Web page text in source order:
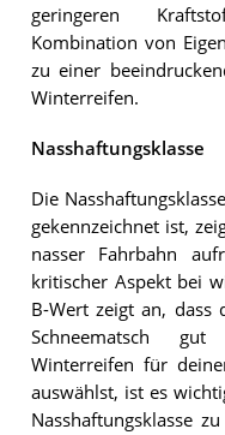
geringeren
Kombination von
zu einer
Winterreifen.
Nasshaftungsklasse
Die
gekennzeichnet ist,
nasser Fahrbahn
kritischer Aspekt bei
B-Wert zeigt an, dass
Schneematsch
Winterreifen für
auswählst, ist es
Nasshaftungsklasse